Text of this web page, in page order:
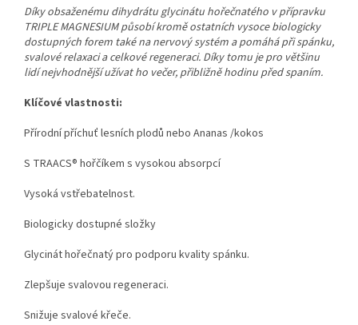
Díky obsaženému dihydrátu glycinátu hořečnatého v přípravku
TRIPLE MAGNESIUM působí kromě ostatních vysoce biologicky
dostupných forem také na nervový systém a pomáhá při spánku,
svalové relaxaci a celkové regeneraci. Díky tomu je pro většinu
lidí nejvhodnější užívat ho večer, přibližně hodinu před spaním.
Klíčové vlastnosti:
Přírodní příchuť lesních plodů nebo Ananas /kokos
S TRAACS® hořčíkem s vysokou absorpcí
Vysoká vstřebatelnost.
Biologicky dostupné složky
Glycinát hořečnatý pro podporu kvality spánku.
Zlepšuje svalovou regeneraci.
Snižuje svalové křeče.